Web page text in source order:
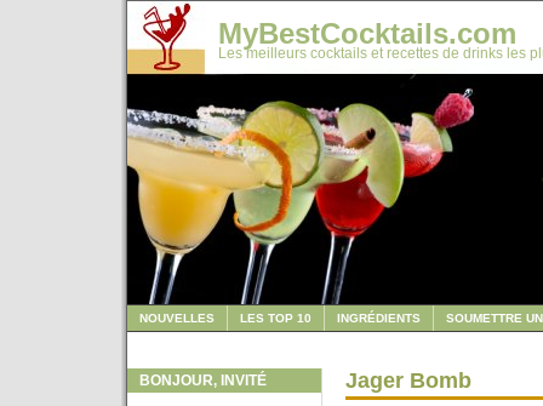
MyBestCocktails.com
Les meilleurs cocktails et recettes de drinks les
NOUVELLES LES TOP 10 INGRÉDIENTS SOUMETTRE
BONJOUR, INVITÉ Jager Bomb